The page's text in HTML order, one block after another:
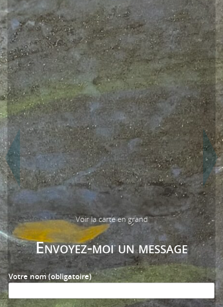
Voir la carte en grand
Envoyez-moi un message
Votre nom (obligatoire)